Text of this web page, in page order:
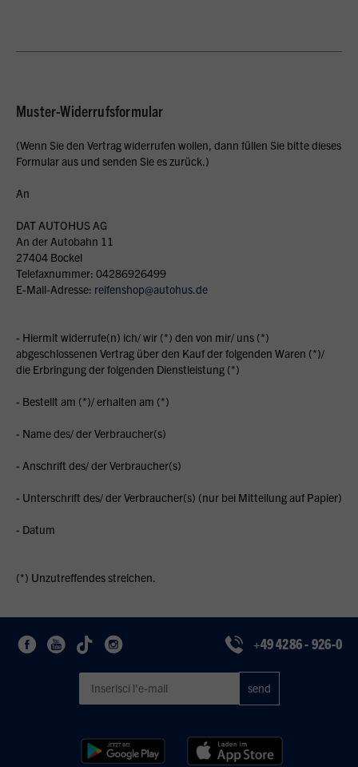
Muster-Widerrufsformular
(Wenn Sie den Vertrag widerrufen wollen, dann füllen Sie bitte dieses
Formular aus und senden Sie es zurück.)
An
DAT AUTOHUS AG
An der Autobahn 11
27404 Bockel
Telefaxnummer: 04286926499
E-Mail-Adresse: reifenshop@autohus.de
- Hiermit widerrufe(n) ich/ wir (*) den von mir/ uns (*)
abgeschlossenen Vertrag über den Kauf der folgenden Waren (*)/
die Erbringung der folgenden Dienstleistung (*)
- Bestellt am (*)/ erhalten am (*)
- Name des/ der Verbraucher(s)
- Anschrift des/ der Verbraucher(s)
- Unterschrift des/ der Verbraucher(s) (nur bei Mitteilung auf Papier)
- Datum
(*) Unzutreffendes streichen.
+49 4286 - 926-0